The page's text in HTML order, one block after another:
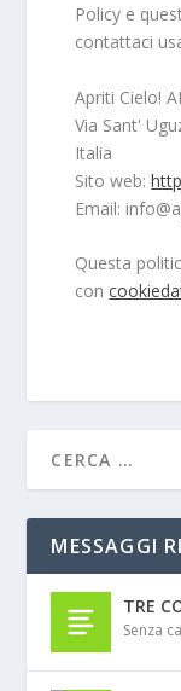
Policy e
contattaci
Apriti Cielo!
Via Sant'
Italia
Sito web:
Email: info@
Questa
con
MESSAGGI
TRE
Senza